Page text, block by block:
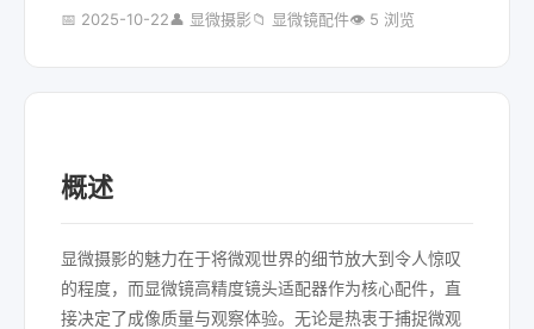
📅 2025-10-22👤 显微摄影📁 显微镜配件👁 5 浏览
概述
显微摄影的魅力在于将微观世界的细节放大到令人惊叹
的程度，而显微镜高精度镜头适配器作为核心配件，直
接决定了成像质量与观察体验。无论是热衷于捕捉微观